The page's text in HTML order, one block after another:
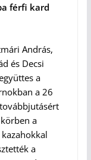
férfi kard
András,
és Decsi
a
a 26
a
a